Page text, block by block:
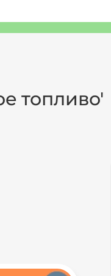
топливо'